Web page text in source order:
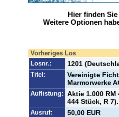
Hier finden
Weitere Optionen
Vorheriges Los
Losnr.:
1201
Titel:
Vereinigte
Marmorwerke
Auflistung: Aktie 1.000
444 Stück, R 7).
Ausruf: 50,00 EUR